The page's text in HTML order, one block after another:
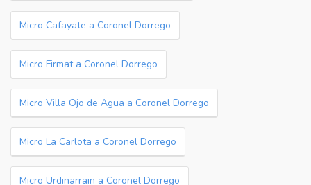
Micro Cafayate a Coronel Dorrego
Micro Firmat a Coronel Dorrego
Micro Villa Ojo de Agua a Coronel Dorrego
Micro La Carlota a Coronel Dorrego
Micro Urdinarrain a Coronel Dorrego